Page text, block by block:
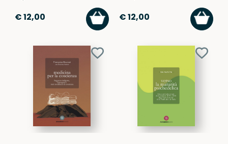
€ 12,00
AGGIUNGI
AL
CARRELLO
€ 12,00
AL
Aggiungi